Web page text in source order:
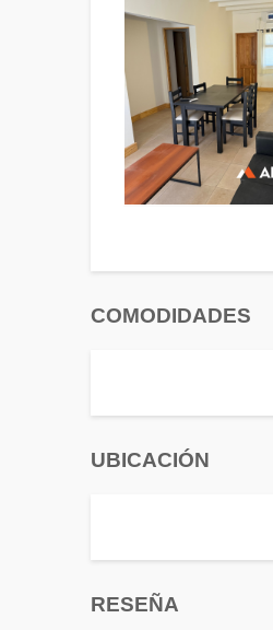
COMODIDADES
UBICACIÓN
RESEÑA